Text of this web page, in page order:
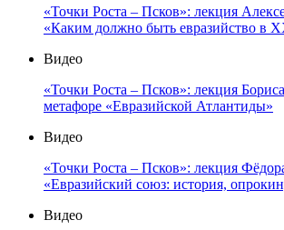
«Точки Роста – Псков»: лекция
«Каким должно быть евразийство в
Видео
«Точки Роста – Псков»: лекция
метафоре «Евразийской Атлантиды»
Видео
«Точки Роста – Псков»: лекция
«Евразийский союз: история,
Видео